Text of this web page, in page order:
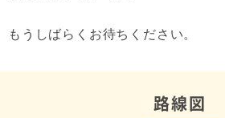
もうしばらくお待ちください。
路線図